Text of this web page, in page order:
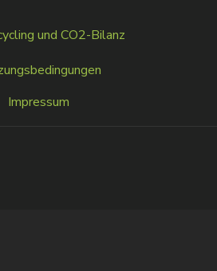
und CO2-Bilanz
Impressum